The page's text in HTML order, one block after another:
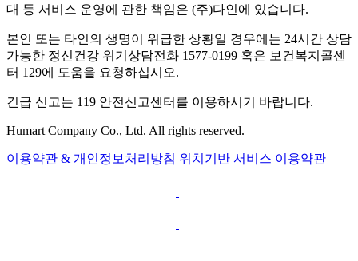
대 등 서비스 운영에 관한 책임은 (주)다인에 있습니다.
본인 또는 타인의 생명이 위급한 상황일 경우에는 24시간 상담
가능한 정신건강 위기상담전화 1577-0199 혹은 보건복지콜센
터 129에 도움을 요청하십시오.
긴급 신고는 119 안전신고센터를 이용하시기 바랍니다.
Humart Company Co., Ltd. All rights reserved.
이용약관 & 개인정보처리방침 위치기반 서비스 이용약관